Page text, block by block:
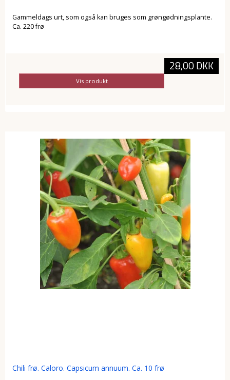
Gammeldags urt, som også kan bruges som grøngødningsplante.
Ca. 220 frø
28,00 DKK
Vis produkt
Chili frø. Caloro. Capsicum annuum. Ca. 10 frø